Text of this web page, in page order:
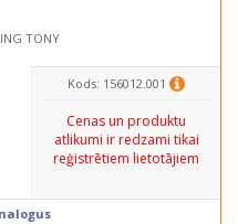
TONY
Kods: 156012.001
Cenas un produktu
atlikumi ir redzami tikai
reģistrētiem lietotājiem